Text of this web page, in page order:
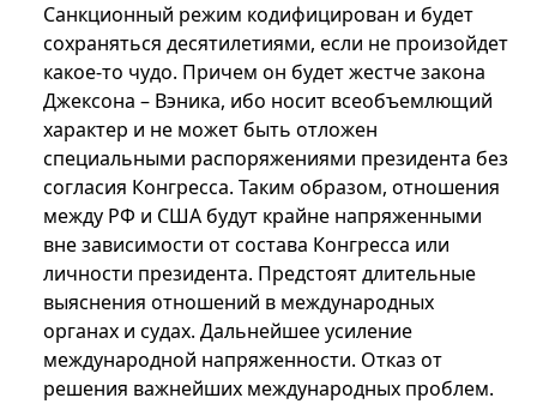
Санкционный режим кодифицирован и будет
сохраняться десятилетиями, если не произойдет
какое-то чудо. Причем он будет жестче закона
Джексона – Вэника, ибо носит всеобъемлющий
характер и не может быть отложен
специальными распоряжениями президента без
согласия Конгресса. Таким образом, отношения
между РФ и США будут крайне напряженными
вне зависимости от состава Конгресса или
личности президента. Предстоят длительные
выяснения отношений в международных
органах и судах. Дальнейшее усиление
международной напряженности. Отказ от
решения важнейших международных проблем.